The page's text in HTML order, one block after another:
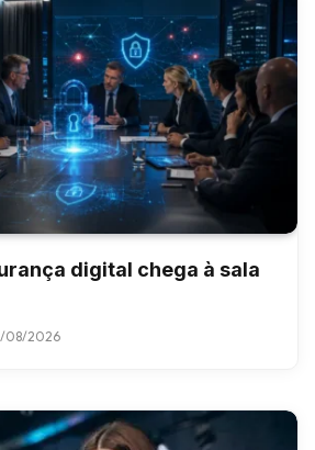
digital chega à sala
08/2026